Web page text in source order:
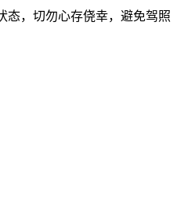
，切勿心存侥幸，避免驾照